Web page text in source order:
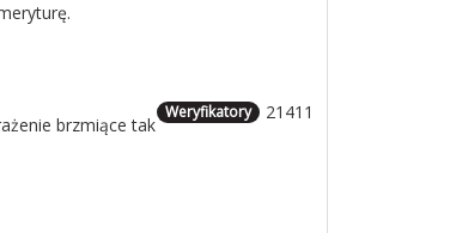
21411
Weryfikatory
brzmiące tak